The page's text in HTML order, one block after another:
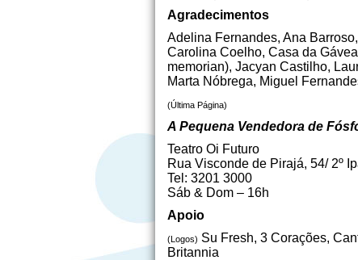
Agradecimentos
Adelina Fernandes, Ana
Carolina Coelho, Casa da
memorian), Jacyan Castilho,
Marta Nóbrega, Miguel
(Última Página)
A Pequena Vendedora de
Teatro Oi Futuro
Rua Visconde de Pirajá, 54/ 2º
Tel: 3201 3000
Sáb & Dom – 16h
Apoio
(Logos) Su Fresh, 3 Corações,
Britannia